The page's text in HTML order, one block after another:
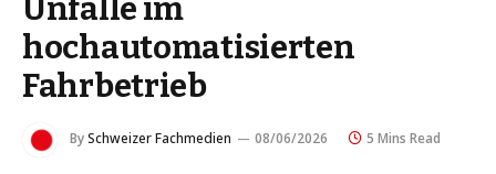
Unfälle im
hochautomatisierten
Fahrbetrieb
BySchweizer Fachmedien 08/06/2026 5 Mins Read